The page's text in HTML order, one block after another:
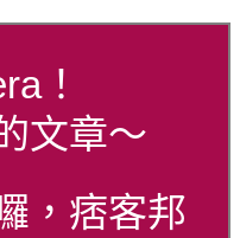
！
文章～
，痞客邦